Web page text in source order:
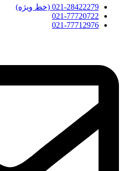
021-28422279 (خط ویژه)
021-77720722
021-77712976